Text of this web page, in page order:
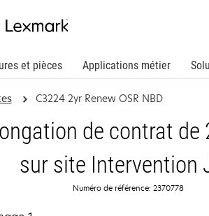
et pièces Applications métier
C3224 2yr Renew OSR NBD
de contrat de
sur site Intervention
Numéro de référence: 2370778